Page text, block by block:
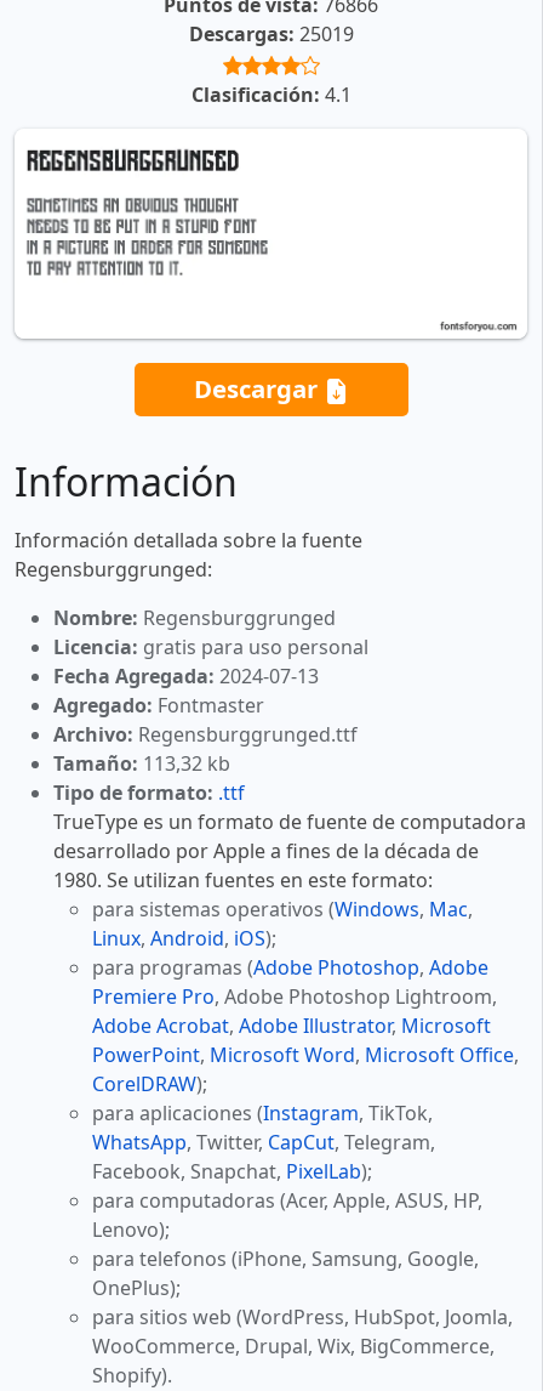
Descargas: 25019
Clasificación: 4.1
Descargar
Información
Información detallada sobre la fuente
Regensburggrunged:
Nombre: Regensburggrunged
Licencia: gratis para uso personal
Fecha Agregada: 2024-07-13
Agregado: Fontmaster
Archivo: Regensburggrunged.ttf
Tamaño: 113,32 kb
Tipo de formato: .ttf
TrueType es un formato de fuente de computadora
desarrollado por Apple a fines de la década de
1980. Se utilizan fuentes en este formato:
para sistemas operativos (Windows, Mac,
Linux, Android, iOS);
para programas (Adobe Photoshop, Adobe
Premiere Pro, Adobe Photoshop Lightroom,
Adobe Acrobat, Adobe Illustrator, Microsoft
PowerPoint, Microsoft Word, Microsoft Office,
CorelDRAW);
para aplicaciones (Instagram, TikTok,
WhatsApp, Twitter, CapCut, Telegram,
Facebook, Snapchat, PixelLab);
para computadoras (Acer, Apple, ASUS, HP,
Lenovo);
para telefonos (iPhone, Samsung, Google,
OnePlus);
para sitios web (WordPress, HubSpot, Joomla,
WooCommerce, Drupal, Wix, BigCommerce,
Shopify).